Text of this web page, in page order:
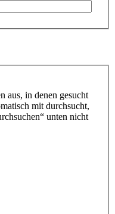
aus, in denen gesucht
mit durchsucht,
unten nicht